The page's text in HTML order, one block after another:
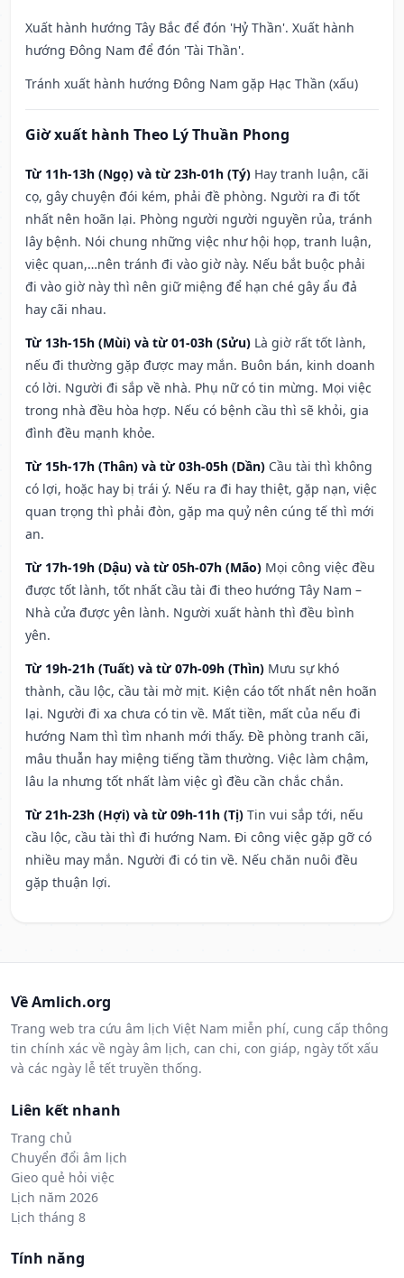
Xuất hành hướng Tây Bắc để đón 'Hỷ Thần'. Xuất hành
hướng Đông Nam để đón 'Tài Thần'.
Tránh xuất hành hướng Đông Nam gặp Hạc Thần (xấu)
Giờ xuất hành Theo Lý Thuần Phong
Từ 11h-13h (Ngọ) và từ 23h-01h (Tý) Hay tranh luận, cãi
cọ, gây chuyện đói kém, phải đề phòng. Người ra đi tốt
nhất nên hoãn lại. Phòng người người nguyền rủa, tránh
lây bệnh. Nói chung những việc như hội họp, tranh luận,
việc quan,…nên tránh đi vào giờ này. Nếu bắt buộc phải
đi vào giờ này thì nên giữ miệng để hạn ché gây ẩu đả
hay cãi nhau.
Từ 13h-15h (Mùi) và từ 01-03h (Sửu) Là giờ rất tốt lành,
nếu đi thường gặp được may mắn. Buôn bán, kinh doanh
có lời. Người đi sắp về nhà. Phụ nữ có tin mừng. Mọi việc
trong nhà đều hòa hợp. Nếu có bệnh cầu thì sẽ khỏi, gia
đình đều mạnh khỏe.
Từ 15h-17h (Thân) và từ 03h-05h (Dần) Cầu tài thì không
có lợi, hoặc hay bị trái ý. Nếu ra đi hay thiệt, gặp nạn, việc
quan trọng thì phải đòn, gặp ma quỷ nên cúng tế thì mới
an.
Từ 17h-19h (Dậu) và từ 05h-07h (Mão) Mọi công việc đều
được tốt lành, tốt nhất cầu tài đi theo hướng Tây Nam –
Nhà cửa được yên lành. Người xuất hành thì đều bình
yên.
Từ 19h-21h (Tuất) và từ 07h-09h (Thìn) Mưu sự khó
thành, cầu lộc, cầu tài mờ mịt. Kiện cáo tốt nhất nên hoãn
lại. Người đi xa chưa có tin về. Mất tiền, mất của nếu đi
hướng Nam thì tìm nhanh mới thấy. Đề phòng tranh cãi,
mâu thuẫn hay miệng tiếng tầm thường. Việc làm chậm,
lâu la nhưng tốt nhất làm việc gì đều cần chắc chắn.
Từ 21h-23h (Hợi) và từ 09h-11h (Tị) Tin vui sắp tới, nếu
cầu lộc, cầu tài thì đi hướng Nam. Đi công việc gặp gỡ có
nhiều may mắn. Người đi có tin về. Nếu chăn nuôi đều
gặp thuận lợi.
Về Amlich.org
Trang web tra cứu âm lịch Việt Nam miễn phí, cung cấp thông
tin chính xác về ngày âm lịch, can chi, con giáp, ngày tốt xấu
và các ngày lễ tết truyền thống.
Liên kết nhanh
Trang chủ
Chuyển đổi âm lịch
Gieo quẻ hỏi việc
Lịch năm 2026
Lịch tháng 8
Tính năng